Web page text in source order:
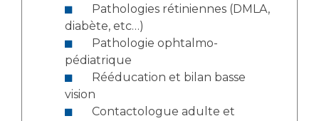
diabète, etc…)
pédiatrique
vision